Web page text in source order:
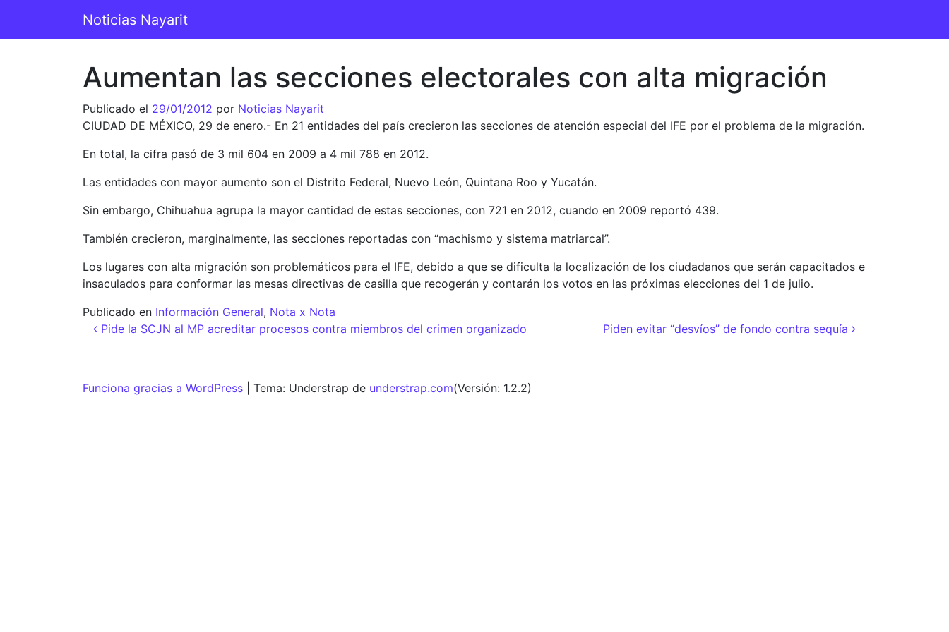
Navegación principal
Noticias Nayarit
Aumentan las secciones electorales con alta migración
Publicado el 29/01/2012 por Noticias Nayarit
CIUDAD DE MÉXICO, 29 de enero.- En 21 entidades del país crecieron las secciones de atención especial del IFE por el problema de la migración.
En total, la cifra pasó de 3 mil 604 en 2009 a 4 mil 788 en 2012.
Las entidades con mayor aumento son el Distrito Federal, Nuevo León, Quintana Roo y Yucatán.
Sin embargo, Chihuahua agrupa la mayor cantidad de estas secciones, con 721 en 2012, cuando en 2009 reportó 439.
También crecieron, marginalmente, las secciones reportadas con “machismo y sistema matriarcal”.
Los lugares con alta migración son problemáticos para el IFE, debido a que se dificulta la localización de los ciudadanos que serán capacitados e
insaculados para conformar las mesas directivas de casilla que recogerán y contarán los votos en las próximas elecciones del 1 de julio.
Publicado en Información General, Nota x Nota
Navegación de entradas
Pide la SCJN al MP acreditar procesos contra miembros del crimen organizado Piden evitar “desvíos” de fondo contra sequía
Funciona gracias a WordPress Tema: Understrap de understrap.com(Versión: 1.2.2)